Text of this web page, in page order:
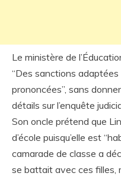
Le ministère de
“Des sanctions
prononcées”, sans
détails sur l’enquête
Son oncle prétend que
d’école puisqu’elle est
camarade de classe a
se battait avec ces filles,